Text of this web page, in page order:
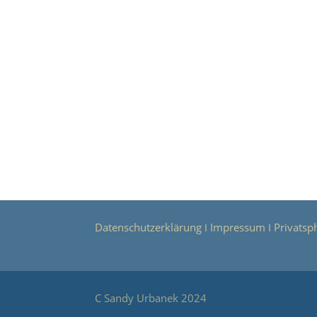
Datenschutzerklärung Ι Impressum Ι
C Sandy Urbanek 2024